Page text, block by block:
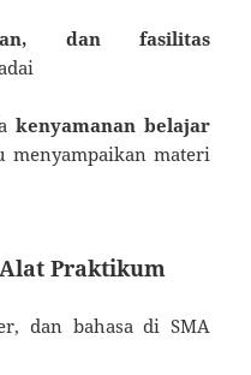
dan fasilitas
kenyamanan belajar
menyampaikan materi
Praktikum
dan bahasa di SMA